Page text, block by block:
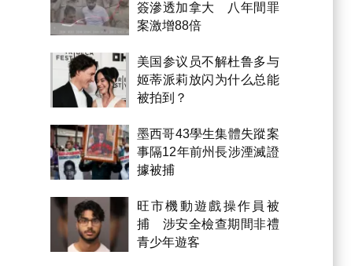
簽滲透加拿大 八年間罪
案激增88倍
美国参议员不解杜鲁多与
姬蒂派莉放闪为什么总能
被拍到？
墨西哥43學生集體失蹤案
事隔12年前州長涉湮滅證
據被捕
旺市機動遊戲操作員被
捕 涉安全檢查期間非禮
青少年遊客